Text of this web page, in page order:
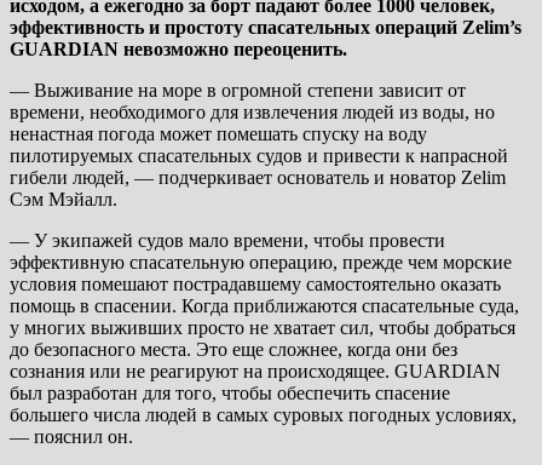
исходом, а ежегодно за борт падают более 1000 человек,
эффективность и простоту спасательных операций Zelim’s
GUARDIAN невозможно переоценить.
— Выживание на море в огромной степени зависит от
времени, необходимого для извлечения людей из воды, но
ненастная погода может помешать спуску на воду
пилотируемых спасательных судов и привести к напрасной
гибели людей, — подчеркивает основатель и новатор Zelim
Сэм Мэйалл.
— У экипажей судов мало времени, чтобы провести
эффективную спасательную операцию, прежде чем морские
условия помешают пострадавшему самостоятельно оказать
помощь в спасении. Когда приближаются спасательные суда,
у многих выживших просто не хватает сил, чтобы добраться
до безопасного места. Это еще сложнее, когда они без
сознания или не реагируют на происходящее. GUARDIAN
был разработан для того, чтобы обеспечить спасение
большего числа людей в самых суровых погодных условиях,
— пояснил он.